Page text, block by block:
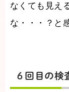
なくても見え
な・・・？と
６回目の検